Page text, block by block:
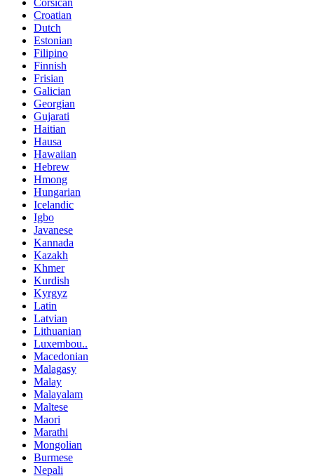
Croatian
Dutch
Estonian
Filipino
Finnish
Frisian
Galician
Georgian
Gujarati
Haitian
Hausa
Hawaiian
Hebrew
Hmong
Hungarian
Icelandic
Igbo
Javanese
Kannada
Kazakh
Khmer
Kurdish
Kyrgyz
Latin
Latvian
Lithuanian
Luxembou..
Macedonian
Malagasy
Malay
Malayalam
Maltese
Maori
Marathi
Mongolian
Burmese
Nepali